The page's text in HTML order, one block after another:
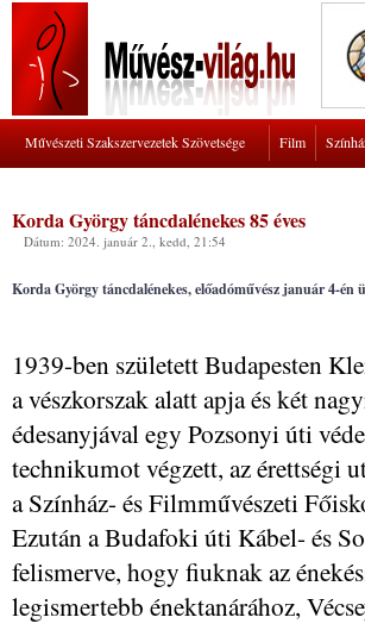
Művészeti Szakszervezetek Szövetsége Film
Korda György táncdalénekes 85 éves
Dátum: 2024. január 2., kedd, 21:54
Korda György táncdalénekes, előadóművész január 4-
1939-ben született Budapesten
a vészkorszak alatt apja és két
édesanyjával egy Pozsonyi úti
technikumot végzett, az érettségi
a Színház- és Filmművészeti
Ezután a Budafoki úti Kábel- és
felismerve, hogy fiuknak az
legismertebb énektanárához,